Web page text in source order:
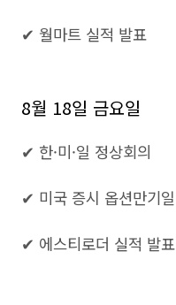
✔ 월마트 실적 발표
8월 18일 금요일
✔ 한·미·일 정상회의
✔ 미국 증시 옵션만기일
✔ 에스티로더 실적 발표